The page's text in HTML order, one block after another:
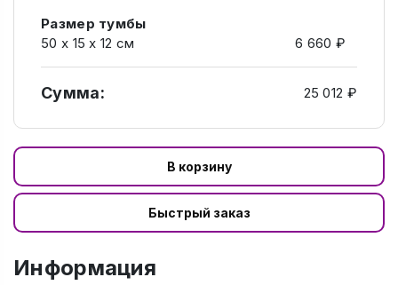
Размер тумбы
50 х 15 х 12 см
6 660 ₽
Сумма: 25 012 ₽
В корзину
Быстрый заказ
Информация